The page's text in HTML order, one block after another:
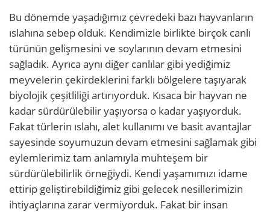
Bu dönemde yaşadığımız çevredeki bazı hayvanların
ıslahına sebep olduk. Kendimizle birlikte birçok canlı
türünün gelişmesini ve soylarının devam etmesini
sağladık. Ayrıca aynı diğer canlılar gibi yediğimiz
meyvelerin çekirdeklerini farklı bölgelere taşıyarak
biyolojik çeşitliliği artırıyorduk. Kısaca bir hayvan ne
kadar sürdürülebilir yaşıyorsa o kadar yaşıyorduk.
Fakat türlerin ıslahı, alet kullanımı ve basit avantajlar
sayesinde soyumuzun devam etmesini sağlamak gibi
eylemlerimiz tam anlamıyla muhteşem bir
sürdürülebilirlik örneğiydi. Kendi yaşamımızı idame
ettirip geliştirebildiğimiz gibi gelecek nesillerimizin
ihtiyaçlarına zarar vermiyorduk. Fakat bir insan